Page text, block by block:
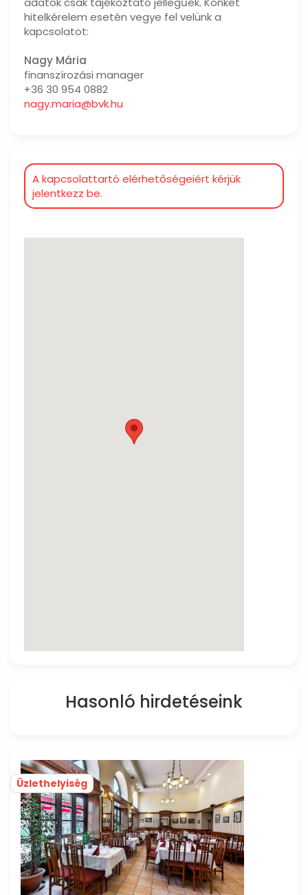
hitelkérelem esetén vegye fel velünk a
kapcsolatot:
Nagy Mária
finanszírozási manager
+36 30 954 0882
nagy.maria@bvk.hu
A kapcsolattartó elérhetőségeiért kérjük
jelentkezz be.
Hasonló hirdetéseink
Üzlethelyiség